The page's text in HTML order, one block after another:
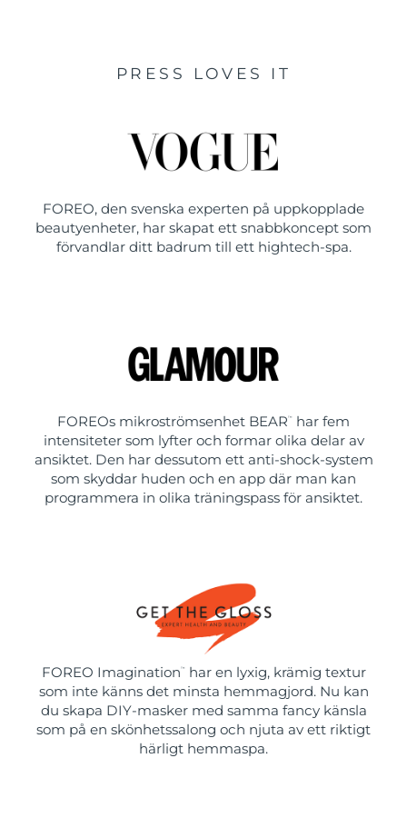
PRESS LOVES IT
FOREO, den svenska experten på uppkopplade
beautyenheter, har skapat ett snabbkoncept som
förvandlar ditt badrum till ett hightech-spa.
FOREOs mikroströmsenhet BEAR ™
har fem
intensiteter som lyfter och formar olika delar av
ansiktet. Den har dessutom ett anti-shock-system
som skyddar huden och en app där man kan
programmera in olika träningspass för ansiktet.
FOREO Imagination ™
har en lyxig, krämig textur
som inte känns det minsta hemmagjord. Nu kan
du skapa DIY-masker med samma fancy känsla
som på en skönhetssalong och njuta av ett riktigt
härligt hemmaspa.